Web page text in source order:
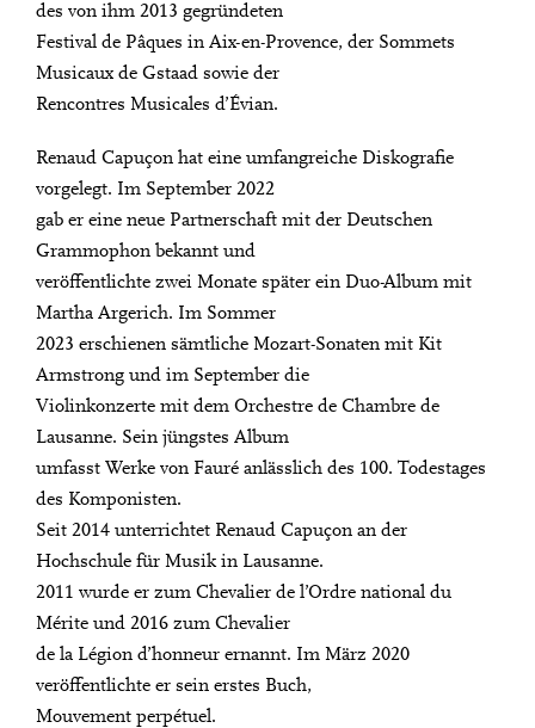
des von ihm 2013 gegründeten
Festival de Pâques in Aix-en-Provence, der Sommets
Musicaux de Gstaad sowie der
Rencontres Musicales d’Évian.
Renaud Capuçon hat eine umfangreiche Diskografie
vorgelegt. Im September 2022
gab er eine neue Partnerschaft mit der Deutschen
Grammophon bekannt und
veröffentlichte zwei Monate später ein Duo-Album mit
Martha Argerich. Im Sommer
2023 erschienen sämtliche Mozart-Sonaten mit Kit
Armstrong und im September die
Violinkonzerte mit dem Orchestre de Chambre de
Lausanne. Sein jüngstes Album
umfasst Werke von Fauré anlässlich des 100. Todestages
des Komponisten.
Seit 2014 unterrichtet Renaud Capuçon an der
Hochschule für Musik in Lausanne.
2011 wurde er zum Chevalier de l’Ordre national du
Mérite und 2016 zum Chevalier
de la Légion d’honneur ernannt. Im März 2020
veröffentlichte er sein erstes Buch,
Mouvement perpétuel.